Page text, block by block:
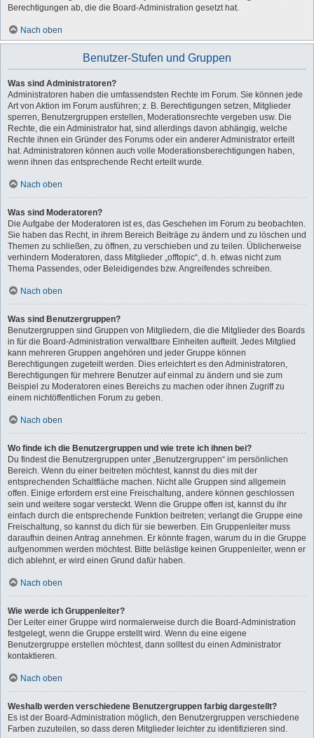
Berechtigungen ab, die die Board-Administration gesetzt hat.
Nach oben
Benutzer-Stufen und Gruppen
Was sind Administratoren?
Administratoren haben die umfassendsten Rechte im Forum. Sie können jede
Art von Aktion im Forum ausführen; z. B. Berechtigungen setzen, Mitglieder
sperren, Benutzergruppen erstellen, Moderationsrechte vergeben usw. Die
Rechte, die ein Administrator hat, sind allerdings davon abhängig, welche
Rechte ihnen ein Gründer des Forums oder ein anderer Administrator erteilt
hat. Administratoren können auch volle Moderationsberechtigungen haben,
wenn ihnen das entsprechende Recht erteilt wurde.
Nach oben
Was sind Moderatoren?
Die Aufgabe der Moderatoren ist es, das Geschehen im Forum zu beobachten.
Sie haben das Recht, in ihrem Bereich Beiträge zu ändern und zu löschen und
Themen zu schließen, zu öffnen, zu verschieben und zu teilen. Üblicherweise
verhindern Moderatoren, dass Mitglieder „offtopic“, d. h. etwas nicht zum
Thema Passendes, oder Beleidigendes bzw. Angreifendes schreiben.
Nach oben
Was sind Benutzergruppen?
Benutzergruppen sind Gruppen von Mitgliedern, die die Mitglieder des Boards
in für die Board-Administration verwaltbare Einheiten aufteilt. Jedes Mitglied
kann mehreren Gruppen angehören und jeder Gruppe können
Berechtigungen zugeteilt werden. Dies erleichtert es den Administratoren,
Berechtigungen für mehrere Benutzer auf einmal zu ändern und sie zum
Beispiel zu Moderatoren eines Bereichs zu machen oder ihnen Zugriff zu
einem nichtöffentlichen Forum zu geben.
Nach oben
Wo finde ich die Benutzergruppen und wie trete ich ihnen bei?
Du findest die Benutzergruppen unter „Benutzergruppen“ im persönlichen
Bereich. Wenn du einer beitreten möchtest, kannst du dies mit der
entsprechenden Schaltfläche machen. Nicht alle Gruppen sind allgemein
offen. Einige erfordern erst eine Freischaltung, andere können geschlossen
sein und weitere sogar versteckt. Wenn die Gruppe offen ist, kannst du ihr
einfach durch die entsprechende Funktion beitreten; verlangt die Gruppe eine
Freischaltung, so kannst du dich für sie bewerben. Ein Gruppenleiter muss
daraufhin deinen Antrag annehmen. Er könnte fragen, warum du in die Gruppe
aufgenommen werden möchtest. Bitte belästige keinen Gruppenleiter, wenn er
dich ablehnt, er wird einen Grund dafür haben.
Nach oben
Wie werde ich Gruppenleiter?
Der Leiter einer Gruppe wird normalerweise durch die Board-Administration
festgelegt, wenn die Gruppe erstellt wird. Wenn du eine eigene
Benutzergruppe erstellen möchtest, dann solltest du einen Administrator
kontaktieren.
Nach oben
Weshalb werden verschiedene Benutzergruppen farbig dargestellt?
Es ist der Board-Administration möglich, den Benutzergruppen verschiedene
Farben zuzuteilen, so dass deren Mitglieder leichter zu identifizieren sind.